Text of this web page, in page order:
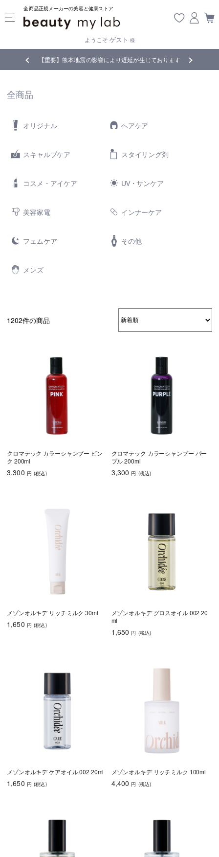
全商品正規メーカーの美容と健康ストア
ようこそ ゲスト 様
おります 全商品正規メーカー流通商品
全商品
オリジナル ヘアケア
スキャルプケア スタイリング剤
コスメ・アイケア UV・サンケア
美容家電 インナーケア
フェムケア その他
メンズ
1202件の商品
クロマテック カラーシャンプー ピン
ク 200ml
3,300 円 (税込)
クロマテック カラーシャンプー パー
プル 200ml
3,300 円 (税込)
メゾンオルキデ リッチミルク 30ml
1,650 円 (税込)
メゾンオルキデ グロスオイル 002 20
ml
1,650 円 (税込)
メゾンオルキデ ケアオイル 002 20ml
1,650 円 (税込)
メゾンオルキデ リッチミルク 100ml
4,400 円 (税込)